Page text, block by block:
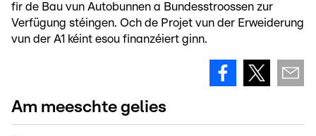
fir de Bau vun Autobunnen a Bundesstroossen zur
Verfügung stéingen. Och de Projet vun der Erweiderung
vun der A1 kéint esou finanzéiert ginn.
Am meeschte gelies